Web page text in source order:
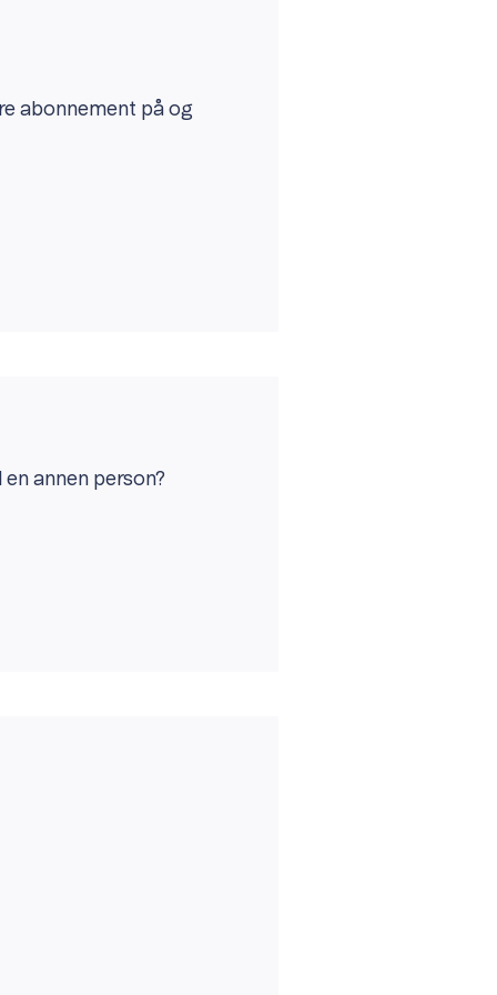
abonnement på og
annen person?